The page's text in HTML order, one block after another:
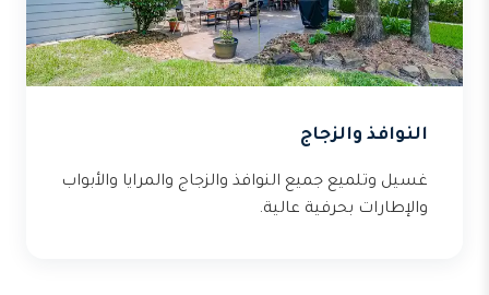
النوافذ والزجاج
غسيل وتلميع جميع النوافذ والزجاج والمرايا والأبواب
والإطارات بحرفية عالية.